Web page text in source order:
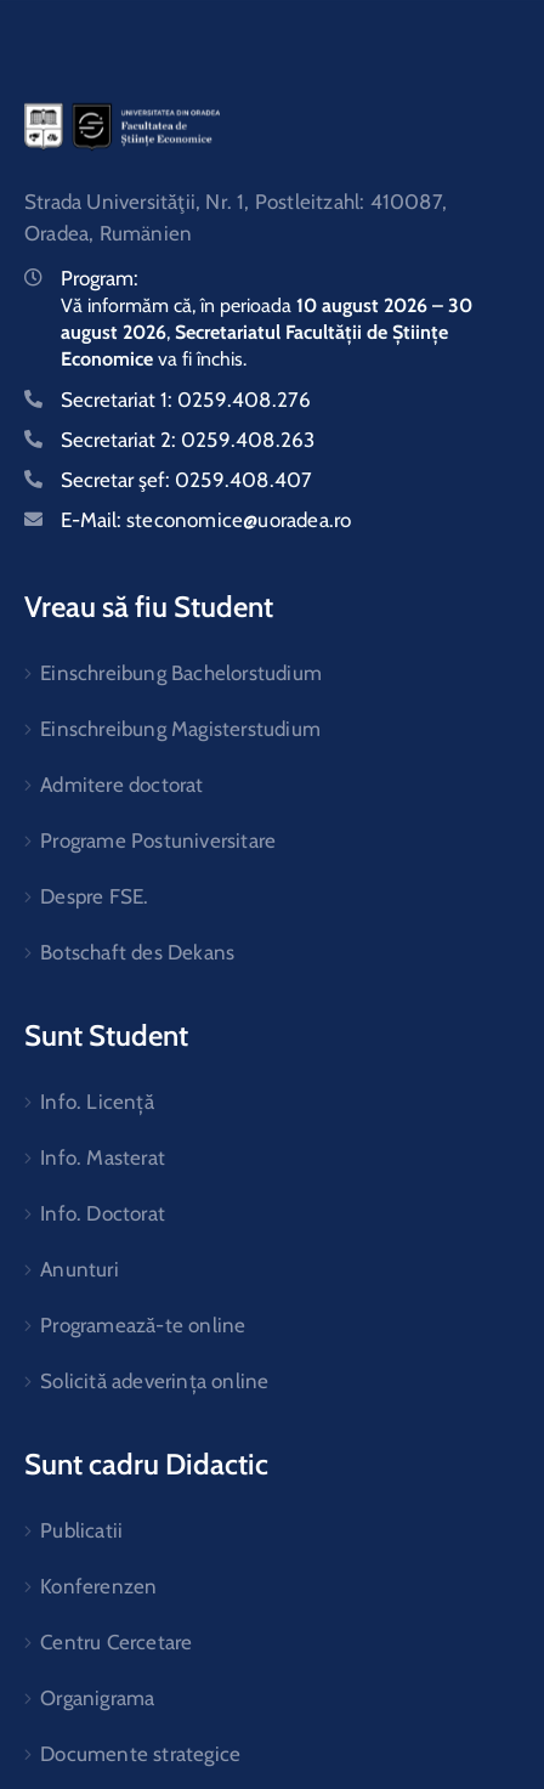
Strada Universităţii, Nr. 1, Postleitzahl: 410087,
Oradea, Rumänien
Program:
Vă informăm că, în perioada 10 august 2026 – 30
august 2026, Secretariatul Facultății de Științe
Economice va fi închis.
Secretariat 1: 0259.408.276
Secretariat 2: 0259.408.263
Secretar şef: 0259.408.407
E-Mail: steconomice@uoradea.ro
Vreau să fiu Student
Einschreibung Bachelorstudium
Einschreibung Magisterstudium
Admitere doctorat
Programe Postuniversitare
Despre FSE.
Botschaft des Dekans
Sunt Student
Info. Licență
Info. Masterat
Info. Doctorat
Anunturi
Programează-te online
Solicită adeverința online
Sunt cadru Didactic
Publicatii
Konferenzen
Centru Cercetare
Organigrama
Documente strategice